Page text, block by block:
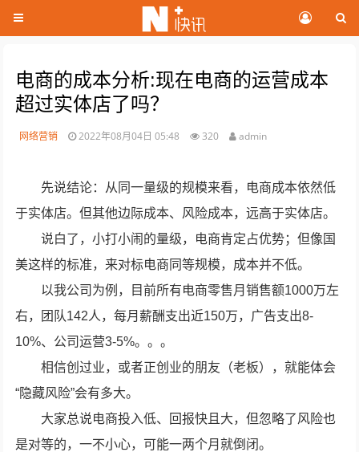
电商的成本分析:现在电商的运营成本
超过实体店了吗？
网络营销 2022年08月04日 05:48 320 admin
先说结论：从同一量级的规模来看，电商成本依然低
于实体店。但其他边际成本、风险成本，远高于实体店。
说白了，小打小闹的量级，电商肯定占优势；但像国
美这样的标准，来对标电商同等规模，成本并不低。
以我公司为例，目前所有电商零售月销售额1000万左
右，团队142人，每月薪酬支出近150万，广告支出8-
10%、公司运营3-5%。。。
相信创过业，或者正创业的朋友（老板），就能体会
“隐藏风险”会有多大。
大家总说电商投入低、回报快且大，但忽略了风险也
是对等的，一不小心，可能一两个月就倒闭。